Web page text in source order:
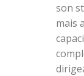
son
mais